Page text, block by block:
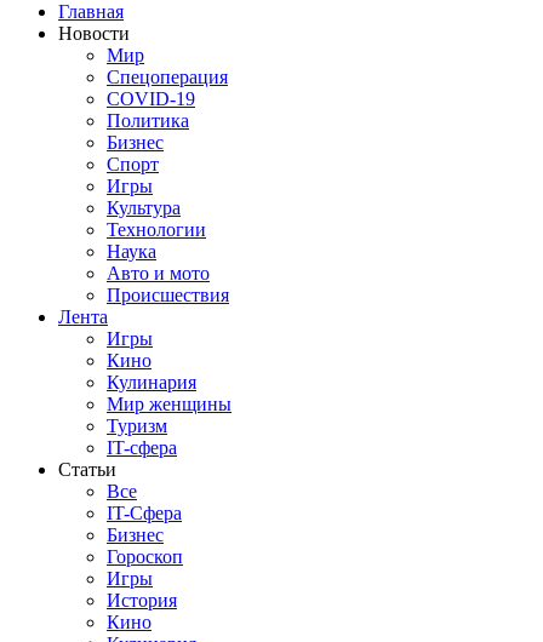
Главная
Новости
Мир
Спецоперация
COVID-19
Политика
Бизнес
Спорт
Игры
Культура
Технологии
Наука
Авто и мото
Происшествия
Лента
Игры
Кино
Кулинария
Мир женщины
Туризм
IT-сфера
Статьи
Все
IT-Сфера
Бизнес
Гороскоп
Игры
История
Кино